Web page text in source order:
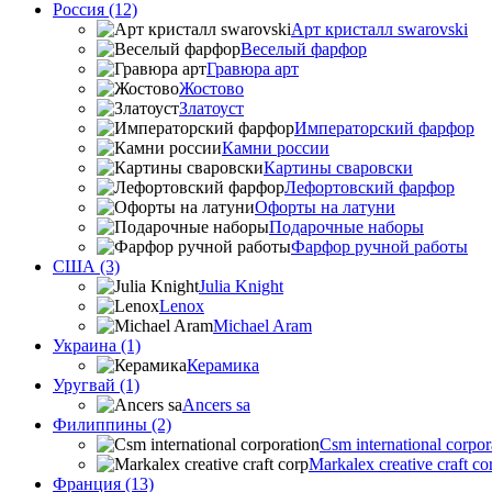
Россия (12)
Арт кристалл swarovski
Веселый фарфор
Гравюра арт
Жостово
Златоуст
Императорский фарфор
Камни россии
Картины сваровски
Лефортовский фарфор
Офорты на латуни
Подарочные наборы
Фарфор ручной работы
США (3)
Julia Knight
Lenox
Michael Aram
Украина (1)
Керамика
Уругвай (1)
Ancers sa
Филиппины (2)
Csm international
Markalex creative craft
Франция (13)